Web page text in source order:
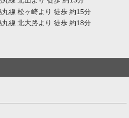
線 松ヶ崎より 徒歩 約15分
線 北大路より 徒歩 約18分